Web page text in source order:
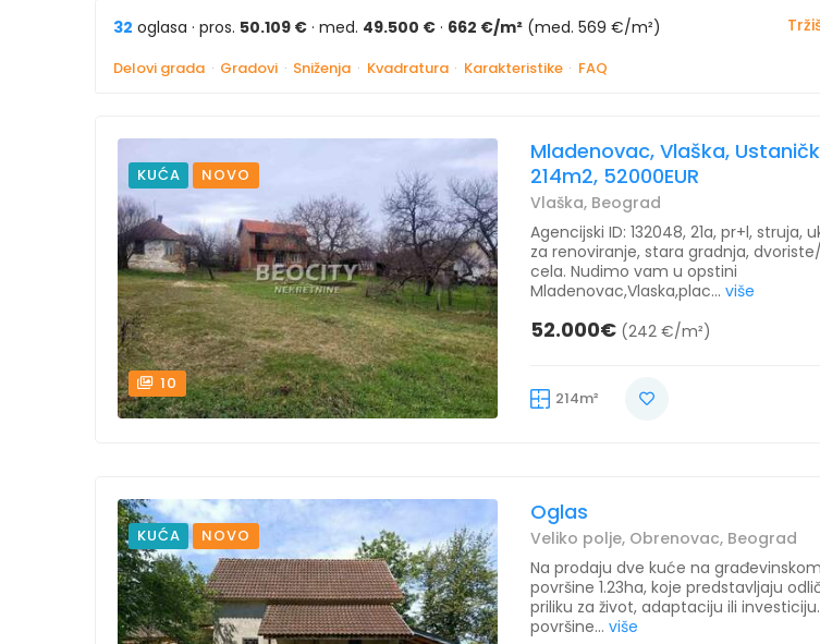
32 oglasa · pros. 50.109 € · med. 49.500 € · 662 €/m² (med. 569 €/m²)
Delovi grada · Gradovi · Sniženja · Kvadratura · Karakteristike · FAQ
KUĆA NOVO
10
Mladenovac, Vlaška,
214m2, 52000EUR
Vlaška, Beograd
Agencijski ID: 132048, 21a, pr+l, struja,
za renoviranje, stara gradnja,
cela. Nudimo vam u opstini
Mladenovac,Vlaska,plac... više
52.000€ (242 €/m²)
214m²
KUĆA NOVO
Oglas
Veliko polje, Obrenovac, Beograd
Na prodaju dve kuće na
površine 1.23ha, koje predstavljaju
priliku za život, adaptaciju ili
površine... više